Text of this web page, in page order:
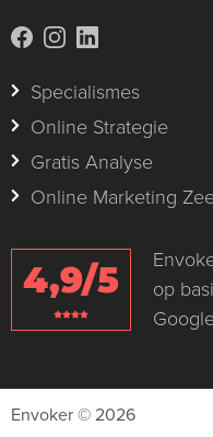
Specialismes
Online Strategie
Gratis Analyse
Online Marketing
4,9/5
op
Envoker © 2026